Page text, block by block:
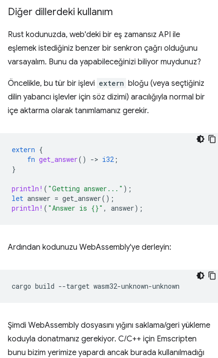
Diğer dillerdeki kullanım
Rust kodunuzda, web'deki bir eş zamansız API ile
eşlemek istediğiniz benzer bir senkron çağrı olduğunu
varsayalım. Bunu da yapabileceğinizi biliyor muydunuz?
Öncelikle, bu tür bir işlevi extern bloğu (veya seçtiğiniz
dilin yabancı işlevler için söz dizimi) aracılığıyla normal bir
içe aktarma olarak tanımlamanız gerekir.
extern {
fn get_answer() -> i32 ;
}
println! ( "Getting answer..." );
let answer = get_answer();
println! ( "Answer is {}" , answer);
Ardından kodunuzu WebAssembly'ye derleyin:
cargo build --target
Şimdi WebAssembly dosyasını yığını saklama/geri yükleme
koduyla donatmanız gerekiyor. C/C++ için Emscripten
bunu bizim yerimize yapardı ancak burada kullanılmadığı